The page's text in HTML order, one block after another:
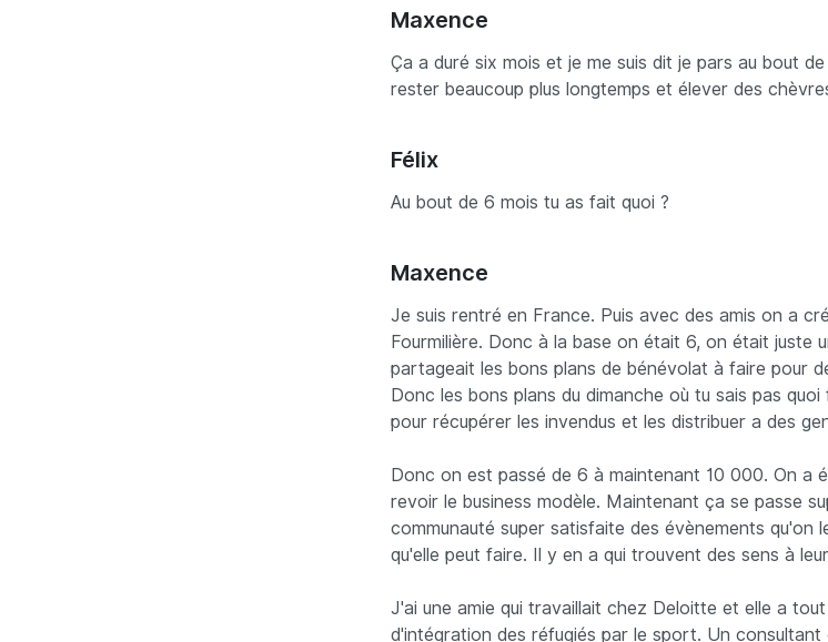
Maxence
Ça a duré six mois et je me suis dit je pars au bout
rester beaucoup plus longtemps et élever des
Félix
Au bout de 6 mois tu as fait quoi ?
Maxence
Je suis rentré en France. Puis avec des amis on a
Fourmilière. Donc à la base on était 6, on était juste
partageait les bons plans de bénévolat à faire pour
Donc les bons plans du dimanche où tu sais pas
pour récupérer les invendus et les distribuer a des
Donc on est passé de 6 à maintenant 10 000. On a
revoir le business modèle. Maintenant ça se passe
communauté super satisfaite des évènements qu'on
qu'elle peut faire. Il y en a qui trouvent des sens à
J'ai une amie qui travaillait chez Deloitte et elle a
d'intégration des réfugiés par le sport. Un consultant